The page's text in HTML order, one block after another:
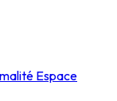
Espace